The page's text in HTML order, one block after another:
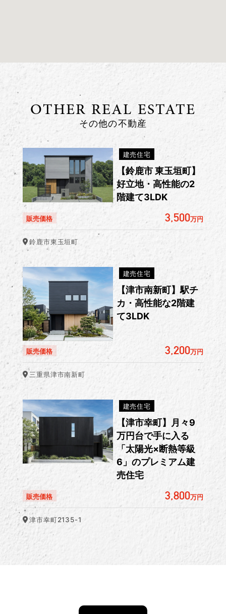
OTHER REAL ESTATE
その他の不動産
建売住宅
【鈴鹿市 東玉垣町】
好立地・高性能の2
階建て3LDK
販売価格 3,500万円
鈴鹿市東玉垣町
建売住宅
【津市南新町】駅チ
カ・高性能な2階建
て3LDK
販売価格 3,200万円
三重県津市南新町
建売住宅
【津市幸町】月々9
万円台で手に入る
「太陽光×断熱等級
6」のプレミアム建
売住宅
販売価格 3,800万円
津市幸町2135-1